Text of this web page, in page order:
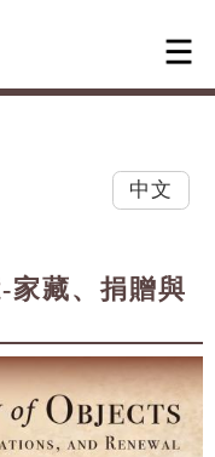
中文
家藏、捐贈與